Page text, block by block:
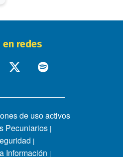
redes
de uso activos
Pecuniarios |
|
Información |